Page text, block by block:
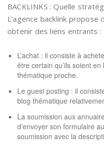
BACKLINKS : Quelle
L’agence backlink
obtenir des liens entrants :
L’achat : il consiste à
être certain qu’ils soient
thématique proche.
Le guest posting : il
blog thématique
La soumission aux
d’envoyer son formulaire
soumission avec la